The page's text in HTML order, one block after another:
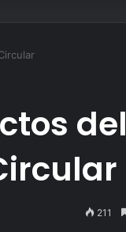
del
211